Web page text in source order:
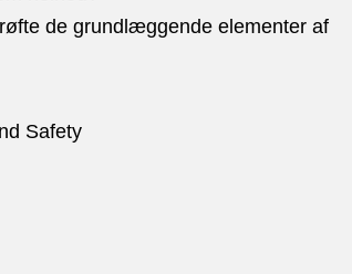
de grundlæggende elementer af
Safety